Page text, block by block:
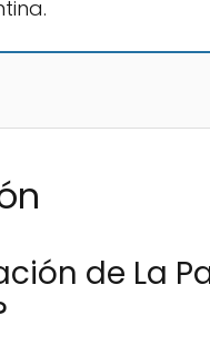
de La